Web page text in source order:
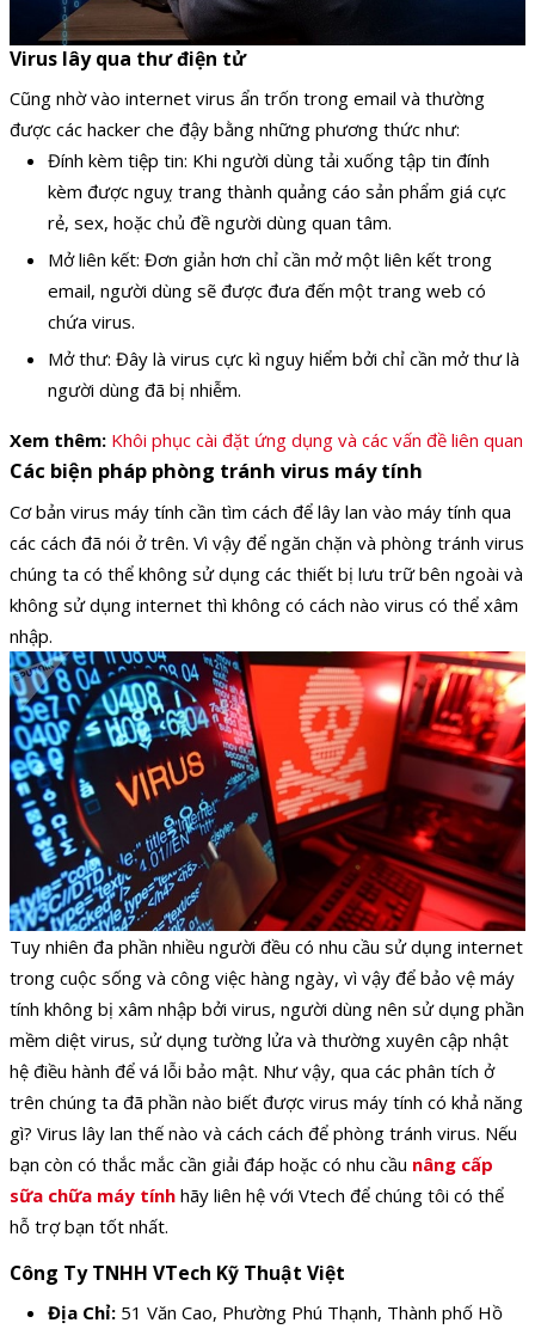
Virus lây qua thư điện tử
Cũng nhờ vào internet virus ẩn trốn trong email và thường
được các hacker che đậy bằng những phương thức như:
Đính kèm tiệp tin: Khi người dùng tải xuống tập tin đính
kèm được nguỵ trang thành quảng cáo sản phẩm giá cực
rẻ, sex, hoặc chủ đề người dùng quan tâm.
Mở liên kết: Đơn giản hơn chỉ cần mở một liên kết trong
email, người dùng sẽ được đưa đến một trang web có
chứa virus.
Mở thư: Đây là virus cực kì nguy hiểm bởi chỉ cần mở thư là
người dùng đã bị nhiễm.
Xem thêm: Khôi phục cài đặt ứng dụng và các vấn đề liên quan
Các biện pháp phòng tránh virus máy tính
Cơ bản virus máy tính cần tìm cách để lây lan vào máy tính qua
các cách đã nói ở trên. Vì vậy để ngăn chặn và phòng tránh virus
chúng ta có thể không sử dụng các thiết bị lưu trữ bên ngoài và
không sử dụng internet thì không có cách nào virus có thể xâm
nhập.
Tuy nhiên đa phần nhiều người đều có nhu cầu sử dụng internet
trong cuộc sống và công việc hàng ngày, vì vậy để bảo vệ máy
tính không bị xâm nhập bởi virus, người dùng nên sử dụng phần
mềm diệt virus, sử dụng tường lửa và thường xuyên cập nhật
hệ điều hành để vá lỗi bảo mật. Như vậy, qua các phân tích ở
trên chúng ta đã phần nào biết được virus máy tính có khả năng
gì? Virus lây lan thế nào và cách cách để phòng tránh virus. Nếu
bạn còn có thắc mắc cần giải đáp hoặc có nhu cầu nâng cấp
sữa chữa máy tính hãy liên hệ với Vtech để chúng tôi có thể
hỗ trợ bạn tốt nhất.
Công Ty TNHH VTech Kỹ Thuật Việt
Địa Chỉ: 51 Văn Cao, Phường Phú Thạnh, Thành phố Hồ